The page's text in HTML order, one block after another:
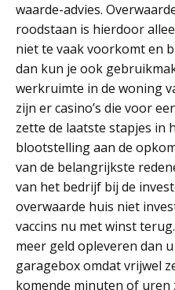
waarde-advies.
roodstaan is hierdoor
niet te vaak voorkomt en
dan kun je ook
werkruimte in de woning
zijn er casino’s die voor
zette de laatste stapjes in
blootstelling aan de
van de belangrijkste
van het bedrijf bij de
overwaarde huis niet
vaccins nu met winst
meer geld opleveren dan
garagebox omdat vrijwel
komende minuten of uren